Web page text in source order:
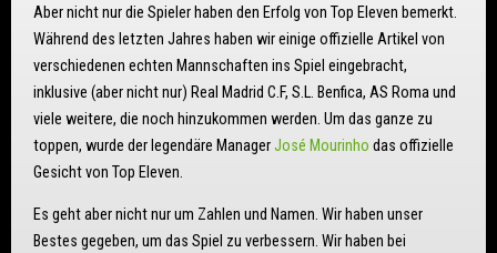
Aber nicht nur die Spieler haben den Erfolg von Top Eleven bemerkt.
Während des letzten Jahres haben wir einige offizielle Artikel von
verschiedenen echten Mannschaften ins Spiel eingebracht,
inklusive (aber nicht nur) Real Madrid C.F, S.L. Benfica, AS Roma und
viele weitere, die noch hinzukommen werden. Um das ganze zu
toppen, wurde der legendäre ManagerJosé Mourinho das offizielle
Gesicht von Top Eleven.
Es geht aber nicht nur um Zahlen und Namen. Wir haben unser
Bestes gegeben, um das Spiel zu verbessern. Wir haben bei